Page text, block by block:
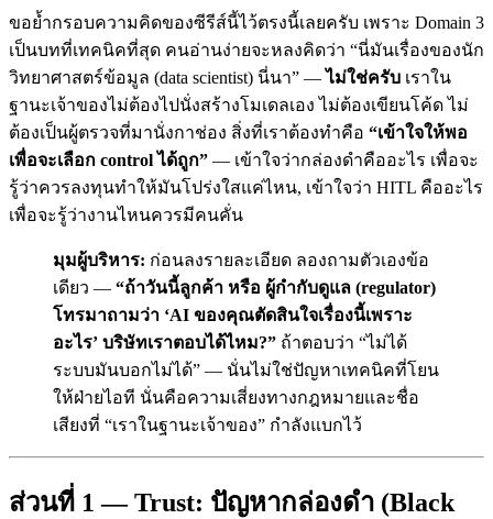
ขอย้ำกรอบความคิดของซีรีส์นี้ไว้ตรงนี้เลยครับ เพราะ Domain 3
เป็นบทที่เทคนิคที่สุด คนอ่านง่ายจะหลงคิดว่า “นี่มันเรื่องของนัก
วิทยาศาสตร์ข้อมูล (data scientist) นี่นา” —ไม่ใช่ครับ เราใน
ฐานะเจ้าของไม่ต้องไปนั่งสร้างโมเดลเอง ไม่ต้องเขียนโค้ด ไม่
ต้องเป็นผู้ตรวจที่มานั่งกาช่อง สิ่งที่เราต้องทำคือ “เข้าใจให้พอ
เพื่อจะเลือก control ได้ถูก” — เข้าใจว่ากล่องดำคืออะไร เพื่อจะ
รู้ว่าควรลงทุนทำให้มันโปร่งใสแค่ไหน, เข้าใจว่า HITL คืออะไร
เพื่อจะรู้ว่างานไหนควรมีคนคั่น
มุมผู้บริหาร: ก่อนลงรายละเอียด ลองถามตัวเองข้อ
เดียว — “ถ้าวันนี้ลูกค้า หรือ ผู้กำกับดูแล (regulator)
โทรมาถามว่า ‘AI ของคุณตัดสินใจเรื่องนี้เพราะ
อะไร’ บริษัทเราตอบได้ไหม?” ถ้าตอบว่า “ไม่ได้
ระบบมันบอกไม่ได้” — นั่นไม่ใช่ปัญหาเทคนิคที่โยน
ให้ฝ่ายไอที นั่นคือความเสี่ยงทางกฎหมายและชื่อ
เสียงที่ “เราในฐานะเจ้าของ” กำลังแบกไว้
ส่วนที่ 1 — Trust: ปัญหากล่องดำ (Black